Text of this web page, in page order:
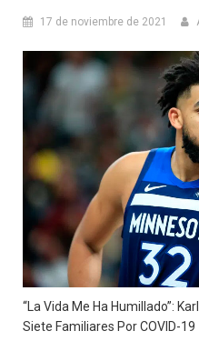
17 de noviembre de 2021
“La Vida Me Ha Humillado”:
Siete Familiares Por COVID-19